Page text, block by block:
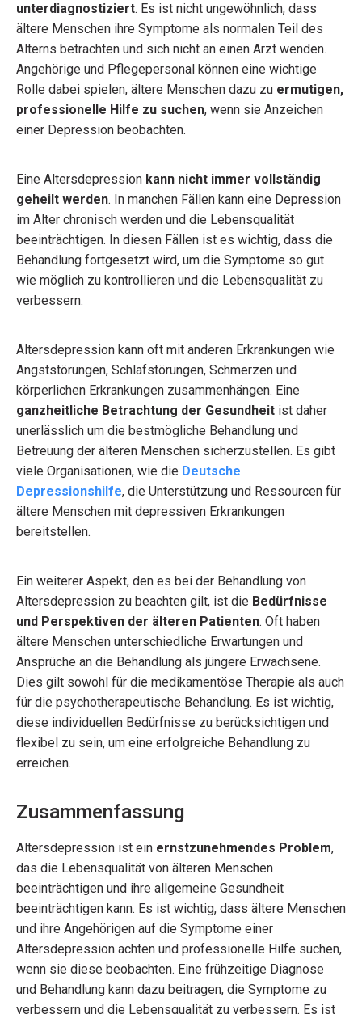
unterdiagnostiziert. Es ist nicht ungewöhnlich, dass
ältere Menschen ihre Symptome als normalen Teil des
Alterns betrachten und sich nicht an einen Arzt wenden.
Angehörige und Pflegepersonal können eine wichtige
Rolle dabei spielen, ältere Menschen dazu zu ermutigen,
professionelle Hilfe zu suchen, wenn sie Anzeichen
einer Depression beobachten.
Eine Altersdepression kann nicht immer vollständig
geheilt werden. In manchen Fällen kann eine Depression
im Alter chronisch werden und die Lebensqualität
beeinträchtigen. In diesen Fällen ist es wichtig, dass die
Behandlung fortgesetzt wird, um die Symptome so gut
wie möglich zu kontrollieren und die Lebensqualität zu
verbessern.
Altersdepression kann oft mit anderen Erkrankungen wie
Angststörungen, Schlafstörungen, Schmerzen und
körperlichen Erkrankungen zusammenhängen. Eine
ganzheitliche Betrachtung der Gesundheit ist daher
unerlässlich um die bestmögliche Behandlung und
Betreuung der älteren Menschen sicherzustellen. Es gibt
viele Organisationen, wie die Deutsche
Depressionshilfe, die Unterstützung und Ressourcen für
ältere Menschen mit depressiven Erkrankungen
bereitstellen.
Ein weiterer Aspekt, den es bei der Behandlung von
Altersdepression zu beachten gilt, ist die Bedürfnisse
und Perspektiven der älteren Patienten. Oft haben
ältere Menschen unterschiedliche Erwartungen und
Ansprüche an die Behandlung als jüngere Erwachsene.
Dies gilt sowohl für die medikamentöse Therapie als auch
für die psychotherapeutische Behandlung. Es ist wichtig,
diese individuellen Bedürfnisse zu berücksichtigen und
flexibel zu sein, um eine erfolgreiche Behandlung zu
erreichen.
Zusammenfassung
Altersdepression ist ein ernstzunehmendes Problem,
das die Lebensqualität von älteren Menschen
beeinträchtigen und ihre allgemeine Gesundheit
beeinträchtigen kann. Es ist wichtig, dass ältere Menschen
und ihre Angehörigen auf die Symptome einer
Altersdepression achten und professionelle Hilfe suchen,
wenn sie diese beobachten. Eine frühzeitige Diagnose
und Behandlung kann dazu beitragen, die Symptome zu
verbessern und die Lebensqualität zu verbessern. Es ist